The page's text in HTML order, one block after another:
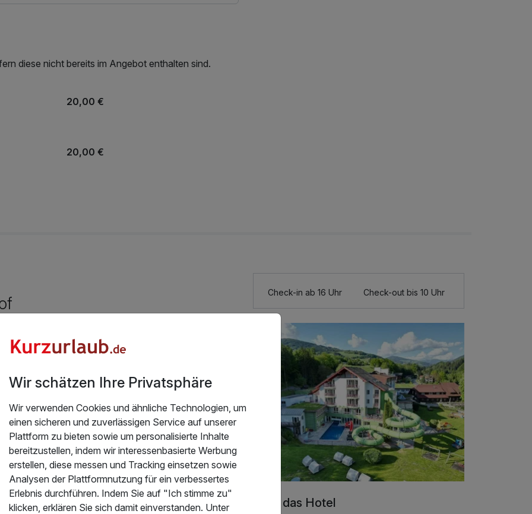
diese nicht bereits im Angebot enthalten sind.
20,00 €
20,00 €
kostenfreie Leihfahrräder
Kostenloses W-LAN
Check-in ab 16 Uhr Check-out bis 10 Uhr
Über das Hotel
Wir schätzen Ihre Privatsphäre
Wir verwenden Cookies und ähnliche Technologien, um
einen sicheren und zuverlässigen Service auf unserer
Plattform zu bieten sowie um personalisierte Inhalte
bereitzustellen, indem wir interessenbasierte Werbung
erstellen, diese messen und Tracking einsetzen sowie
Analysen der Plattformnutzung für ein verbessertes
Erlebnis durchführen. Indem Sie auf "Ich stimme zu"
klicken, erklären Sie sich damit einverstanden. Unter